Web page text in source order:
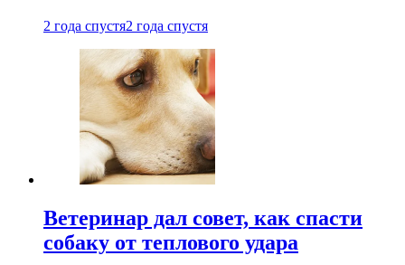
2 года спустя2 года спустя
Ветеринар дал совет, как спасти
собаку от теплового удара